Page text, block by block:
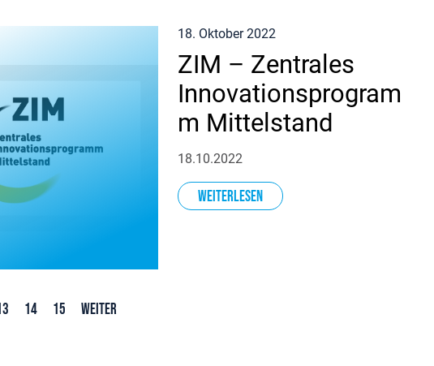
ZIM – Zentrales
Innovationsprogram
m Mittelstand
18. Oktober 2022
18.10.2022
Weiterlesen
14 15 Weiter